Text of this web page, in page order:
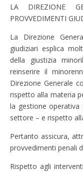
LA DIREZIONE
PROVVEDIMENTI
La Direzione
giudiziari esplica
della giustizia
reinserire il
Direzione Generale
rispetto alla materia
la gestione
settore – e rispetto
Pertanto assicura,
provvedimenti penali
Rispetto agli